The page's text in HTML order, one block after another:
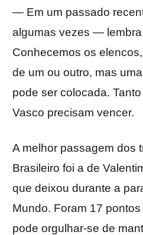
— Em um passado
algumas vezes —
Conhecemos os
de um ou outro, mas
pode ser colocada.
Vasco precisam vencer.
A melhor passagem dos
Brasileiro foi a de
que deixou durante a
Mundo. Foram 17
pode orgulhar-se de